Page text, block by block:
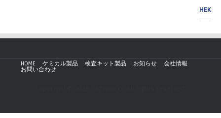
HEK
HOME ケミカル製品 検査キット製品 お知らせ
会社情報
お問い合わせ